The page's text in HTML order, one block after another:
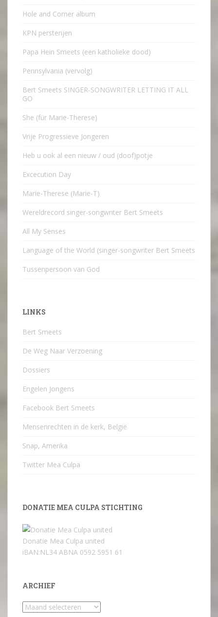
Hole and Corner album
KPN persterijen
Papa Hein Smeets (een katholieke dood)
Pennsylvania (vervolg)
Bert Smeets SINGER-SONGWRITER LETTING IT ALL
GO
She (für Marie-Therese)
Vrije Progressieve Jongeren
Heb u ook al een nieuw / oud (doof)potje
Excecution Day
Marie-Therese (Marie-T)
Wereldrecord singer-songwriter Bert Smeets
All My Senses
Language of the World (singer-songwriter Bert Smeets
Tussenpersoon van God
LINKS
Bert Smeets
De Weg Naar Verzoening
Dossiers
Engelen Jongens
Facebook Bert Smeets
Mensenrechten in de kerk, België
Snap, Amerika
Twitter Mea Culpa
DONATIE MEA CULPA STICHTING
Donatie Mea Culpa united
iBAN:NL34 ABNA 0592 5951 61
ARCHIEF
Archief